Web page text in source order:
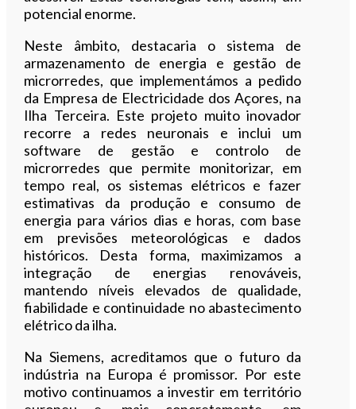
potencial enorme.
Neste âmbito, destacaria o sistema de
armazenamento de energia e gestão de
microrredes, que implementámos a pedido
da Empresa de Electricidade dos Açores, na
Ilha Terceira. Este projeto muito inovador
recorre a redes neuronais e inclui um
software de gestão e controlo de
microrredes que permite monitorizar, em
tempo real, os sistemas elétricos e fazer
estimativas da produção e consumo de
energia para vários dias e horas, com base
em previsões meteorológicas e dados
históricos. Desta forma, maximizamos a
integração de energias renováveis,
mantendo níveis elevados de qualidade,
fiabilidade e continuidade no abastecimento
elétrico da ilha.
Na Siemens, acreditamos que o futuro da
indústria na Europa é promissor. Por este
motivo continuamos a investir em território